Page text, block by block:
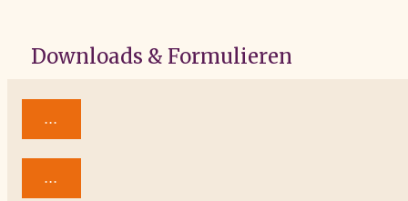
Downloads & Formulieren
...
...